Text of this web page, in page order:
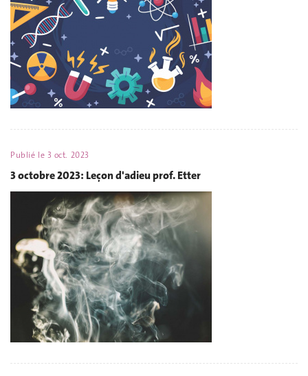
Publié le 3 oct. 2023
3 octobre 2023: Leçon d'adieu prof. Etter